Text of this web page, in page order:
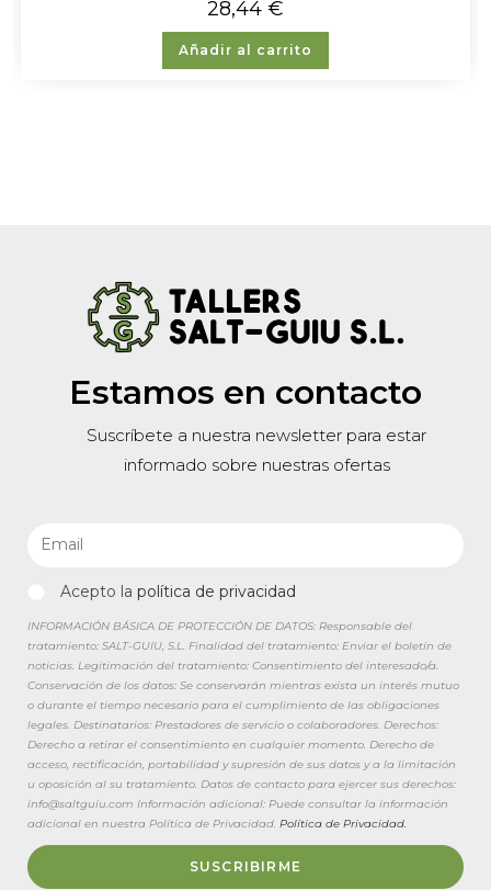
28,44 €
Añadir al carrito
Estamos en contacto
Suscríbete a nuestra newsletter para estar
informado sobre nuestras ofertas
Acepto la política de privacidad
INFORMACIÓN BÁSICA DE PROTECCIÓN DE DATOS: Responsable del
tratamiento: SALT-GUIU, S.L. Finalidad del tratamiento: Enviar el boletín de
noticias. Legitimación del tratamiento: Consentimiento del interesado/a.
Conservación de los datos: Se conservarán mientras exista un interés mutuo
o durante el tiempo necesario para el cumplimiento de las obligaciones
legales. Destinatarios: Prestadores de servicio o colaboradores. Derechos:
Derecho a retirar el consentimiento en cualquier momento. Derecho de
acceso, rectificación, portabilidad y supresión de sus datos y a la limitación
u oposición al su tratamiento. Datos de contacto para ejercer sus derechos:
info@saltguiu.com Información adicional: Puede consultar la información
adicional en nuestra Política de Privacidad. Política de Privacidad.
SUSCRIBIRME